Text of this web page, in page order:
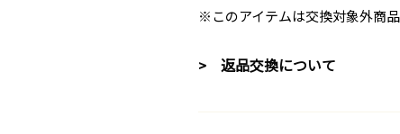
※このアイテムは交換対象外商品
> 返品交換について